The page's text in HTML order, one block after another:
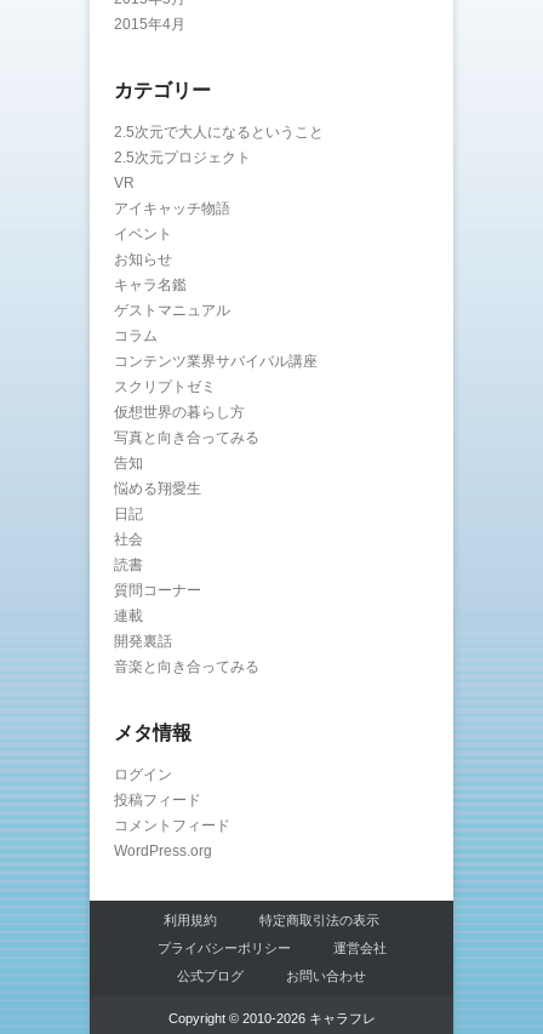
2015年4月
カテゴリー
2.5次元で大人になるということ
2.5次元プロジェクト
VR
アイキャッチ物語
イベント
お知らせ
キャラ名鑑
ゲストマニュアル
コラム
コンテンツ業界サバイバル講座
スクリプトゼミ
仮想世界の暮らし方
写真と向き合ってみる
告知
悩める翔愛生
日記
社会
読書
質問コーナー
連載
開発裏話
音楽と向き合ってみる
メタ情報
ログイン
投稿フィード
コメントフィード
WordPress.org
利用規約
特定商取引法の表示
プライバシーポリシー
運営会社
公式ブログ
お問い合わせ
Copyright © 2010-2026 キャラフレ